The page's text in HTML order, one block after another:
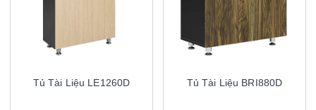
Tủ Tài Liệu LE1260D Tủ Tài Liệu BRI880D